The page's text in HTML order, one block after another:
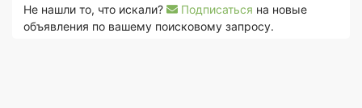
Не нашли то, что искали? Подписаться на новые
объявления по вашему поисковому запросу.